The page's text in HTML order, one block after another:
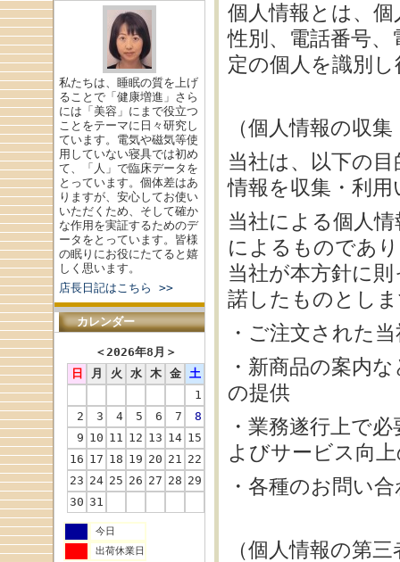
私たちは、睡眠の質を上げ
ることで「健康増進」さら
には「美容」にまで役立つ
ことをテーマに日々研究し
ています。電気や磁気等使
用していない寝具では初め
て、「人」で臨床データを
とっています。個体差はあ
りますが、安心してお使い
いただくため、そして確か
な作用を実証するためのデ
ータをとっています。皆様
の眠りにお役にたてると嬉
しく思います。
店長日記はこちら >>
カレンダー
＜2026年8月 ＞
日
月 火 水 木 金
土
1
2
3 4 5 6 7
8
9 10 11 12 13 14 15
16 17 18 19 20 21 22
23 24 25 26 27 28 29
30 31
今日
出荷休業日
個人情報とは、
性別、電話番号
定の個人を識別
（個人情報の収
当社は、以下の
情報を収集・利
当社による個人
によるものであ
当社が本方針に
諾したものとし
・ご注文された
・新商品の案内
の提供
・業務遂行上で
よびサービス向
・各種のお問い
（個人情報の第